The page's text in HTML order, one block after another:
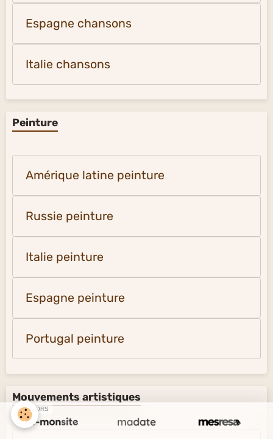
Espagne chansons
Italie chansons
Peinture
Amérique latine peinture
Russie peinture
Italie peinture
Espagne peinture
Portugal peinture
Mouvements artistiques
SPONSORS